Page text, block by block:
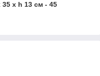
35 х h 13 см - 45